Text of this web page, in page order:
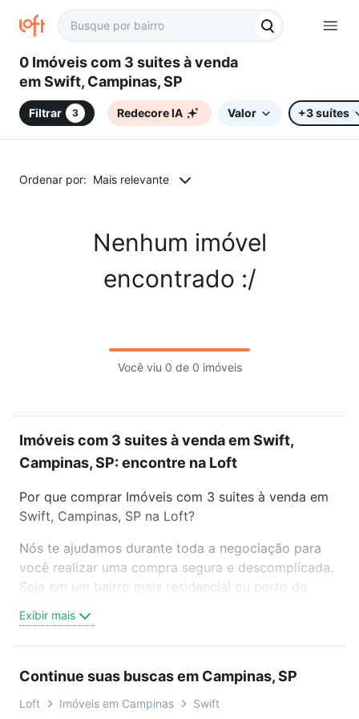
0 Imóveis com 3 suites à venda
em Swift, Campinas, SP
Filtrar 3 Redecore IA Valor +3 suítes
Ordenar por: Mais relevante
Nenhum imóvel
encontrado :/
Você viu 0 de 0 imóveis
Imóveis com 3 suites à venda em Swift,
Campinas, SP: encontre na Loft
Por que comprar Imóveis com 3 suites à venda em
Swift, Campinas, SP na Loft?
Nós te ajudamos durante toda a negociação para
você realizar uma compra segura e descomplicada.
Seja em um bairro mais residencial ou perto do
oferta ideal de Imóveis com 3 suites à venda em
Swift, Campinas, SP para conquistar seu sonho.
é grátis, sem compromisso e você ainda conta com
mais de 46 mil corretores e imobiliárias te ajudando
Exibir mais
Continue suas buscas em Campinas, SP
Loft Imóveis em Campinas Swift